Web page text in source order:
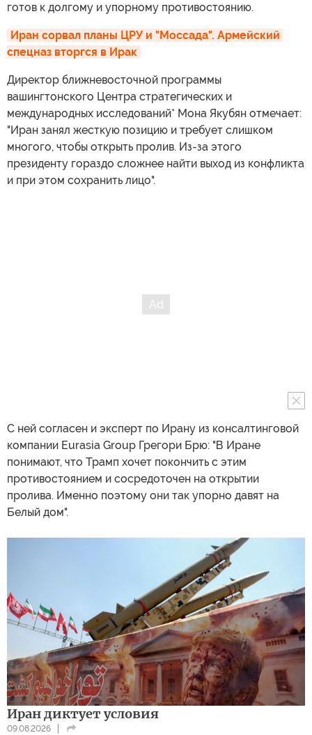
готов к долгому и упорному противостоянию.
Иран сорвал планы ЦРУ и "Моссада". Армейский
спецназ вторгся в Ирак
Директор ближневосточной программы
вашингтонского Центра стратегических и
международных исследований* Мона Якубян отмечает:
"Иран занял жесткую позицию и требует слишком
многого, чтобы открыть пролив. Из-за этого
президенту гораздо сложнее найти выход из конфликта
и при этом сохранить лицо".
С ней согласен и эксперт по Ирану из консалтинговой
компании Eurasia Group Грегори Брю: "В Иране
понимают, что Трамп хочет покончить с этим
противостоянием и сосредоточен на открытии
пролива. Именно поэтому они так упорно давят на
Белый дом".
Иран диктует условия
09.08.2026